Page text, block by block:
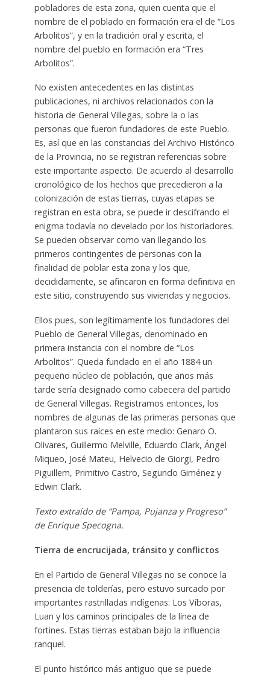
pobladores de esta zona, quien cuenta que el
nombre de el poblado en formación era el de “Los
Arbolitos”, y en la tradición oral y escrita, el
nombre del pueblo en formación era “Tres
Arbolitos”.
No existen antecedentes en las distintas
publicaciones, ni archivos relacionados con la
historia de General Villegas, sobre la o las
personas que fueron fundadores de este Pueblo.
Es, así que en las constancias del Archivo Histórico
de la Provincia, no se registran referencias sobre
este importante aspecto. De acuerdo al desarrollo
cronológico de los hechos que precedieron a la
colonización de estas tierras, cuyas etapas se
registran en esta obra, se puede ir descifrando el
enigma todavía no develado por los historiadores.
Se pueden observar como van llegando los
primeros contingentes de personas con la
finalidad de poblar esta zona y los que,
decididamente, se afincaron en forma definitiva en
este sitio, construyendo sus viviendas y negocios.
Ellos pues, son legítimamente los fundadores del
Pueblo de General Villegas, denominado en
primera instancia con el nombre de “Los
Arbolitos”. Queda fundado en el año 1884 un
pequeño núcleo de población, que años más
tarde sería designado como cabecera del partido
de General Villegas. Registramos entonces, los
nombres de algunas de las primeras personas que
plantaron sus raíces en este medio: Genaro O.
Olivares, Guillermo Melville, Eduardo Clark, Ángel
Miqueo, José Mateu, Helvecio de Giorgi, Pedro
Piguillem, Primitivo Castro, Segundo Giménez y
Edwin Clark.
Texto extraído de “Pampa, Pujanza y Progreso”
de Enrique Specogna.
Tierra de encrucijada, tránsito y conflictos
En el Partido de General Villegas no se conoce la
presencia de tolderías, pero estuvo surcado por
importantes rastrilladas indígenas: Los Víboras,
Luan y los caminos principales de la línea de
fortines. Estas tierras estaban bajo la influencia
ranquel.
El punto histórico más antiguo que se puede